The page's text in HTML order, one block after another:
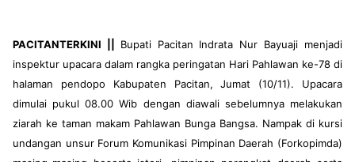
PACITANTERKINI || Bupati Pacitan Indrata Nur Bayuaji menjadi
inspektur upacara dalam rangka peringatan Hari Pahlawan ke-78 di
halaman pendopo Kabupaten Pacitan, Jumat (10/11). Upacara
dimulai pukul 08.00 Wib dengan diawali sebelumnya melakukan
ziarah ke taman makam Pahlawan Bunga Bangsa. Nampak di kursi
undangan unsur Forum Komunikasi Pimpinan Daerah (Forkopimda)